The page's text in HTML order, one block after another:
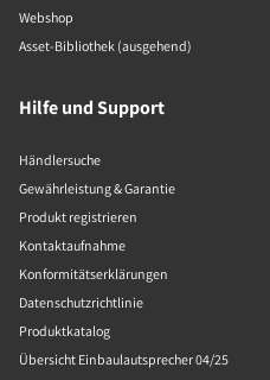
Webshop
Asset-Bibliothek (ausgehend)
Hilfe und Support
Händlersuche
Gewährleistung & Garantie
Produkt registrieren
Kontaktaufnahme
Konformitätserklärungen
Datenschutzrichtlinie
Produktkatalog
Übersicht Einbaulautsprecher 04/25